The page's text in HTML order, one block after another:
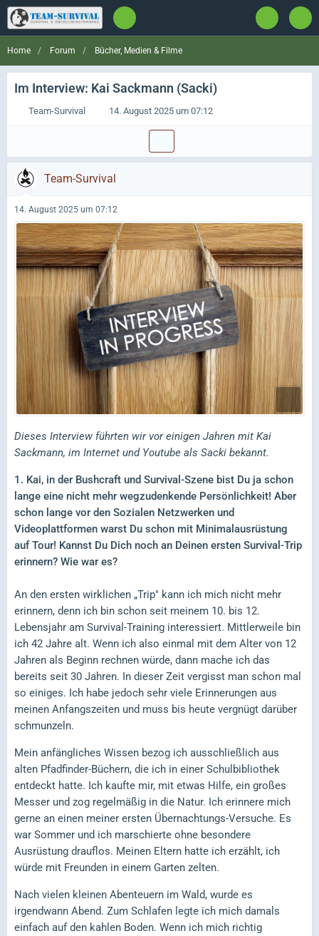
Home Forum Bücher, Medien & Filme
Im Interview: Kai Sackmann (Sacki)
Team-Survival 14. August 2025 um 07:12
Team-Survival
14. August 2025 um 07:12
Dieses Interview führten wir vor einigen Jahren mit Kai
Sackmann, im Internet und Youtube als Sacki bekannt.
1. Kai, in der Bushcraft und Survival-Szene bist Du ja schon
lange eine nicht mehr wegzudenkende Persönlichkeit! Aber
schon lange vor den Sozialen Netzwerken und
Videoplattformen warst Du schon mit Minimalausrüstung
auf Tour! Kannst Du Dich noch an Deinen ersten Survival-Trip
erinnern? Wie war es?
An den ersten wirklichen „Trip" kann ich mich nicht mehr
erinnern, denn ich bin schon seit meinem 10. bis 12.
Lebensjahr am Survival-Training interessiert. Mittlerweile bin
ich 42 Jahre alt. Wenn ich also einmal mit dem Alter von 12
Jahren als Beginn rechnen würde, dann mache ich das
bereits seit 30 Jahren. In dieser Zeit vergisst man schon mal
so einiges. Ich habe jedoch sehr viele Erinnerungen aus
meinen Anfangszeiten und muss bis heute vergnügt darüber
schmunzeln.
Mein anfängliches Wissen bezog ich ausschließlich aus
alten Pfadfinder-Büchern, die ich in einer Schulbibliothek
entdeckt hatte. Ich kaufte mir, mit etwas Hilfe, ein großes
Messer und zog regelmäßig in die Natur. Ich erinnere mich
gerne an einen meiner ersten Übernachtungs-Versuche. Es
war Sommer und ich marschierte ohne besondere
Ausrüstung drauflos. Meinen Eltern hatte ich erzählt, ich
würde mit Freunden in einem Garten zelten.
Nach vielen kleinen Abenteuern im Wald, wurde es
irgendwann Abend. Zum Schlafen legte ich mich damals
einfach auf den kahlen Boden. Wenn ich mich richtig